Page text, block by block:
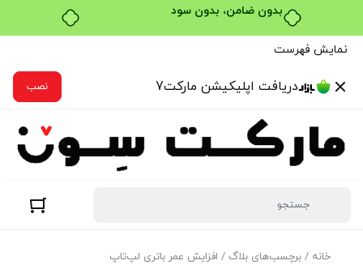
نمایش فهرست
دریافت اپلیکیشن مارکت7 نصب
خانه / برچسب‌های بلاگ / افزایش عمر باتری لپ‌تاپ